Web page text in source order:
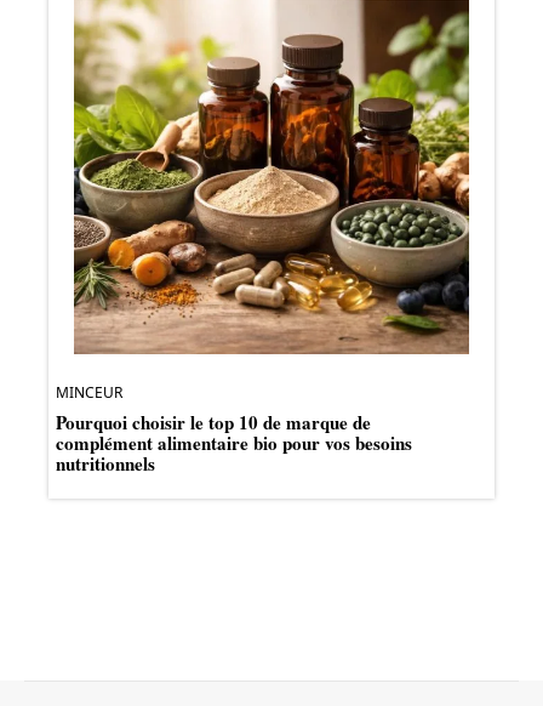
MINCEUR
Pourquoi choisir le top 10 de marque de
complément alimentaire bio pour vos besoins
nutritionnels